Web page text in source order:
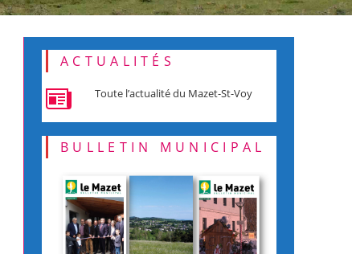
ACTUALITÉS
Toute l’actualité du Mazet-St-Voy
BULLETIN MUNICIPAL